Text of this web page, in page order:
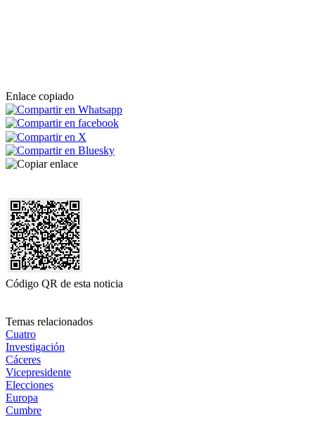
Enlace copiado
Código QR de esta noticia
Temas relacionados
Cuatro
Investigación
Cáceres
Vicepresidente
Elecciones
Europa
Cumbre